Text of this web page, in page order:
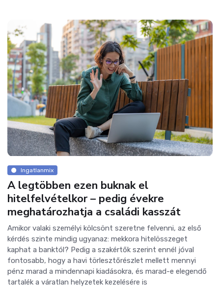
Ingatlanmix
A legtöbben ezen buknak el
hitelfelvételkor – pedig évekre
meghatározhatja a családi kasszát
Amikor valaki személyi kölcsönt szeretne felvenni, az első
kérdés szinte mindig ugyanaz: mekkora hitelösszeget
kaphat a banktól? Pedig a szakértők szerint ennél jóval
fontosabb, hogy a havi törlesztőrészlet mellett mennyi
pénz marad a mindennapi kiadásokra, és marad-e elegendő
tartalék a váratlan helyzetek kezelésére is